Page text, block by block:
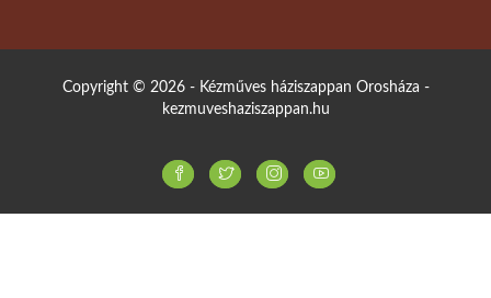
Copyright © 2026 - Kézműves háziszappan Orosháza -
kezmuveshaziszappan.hu